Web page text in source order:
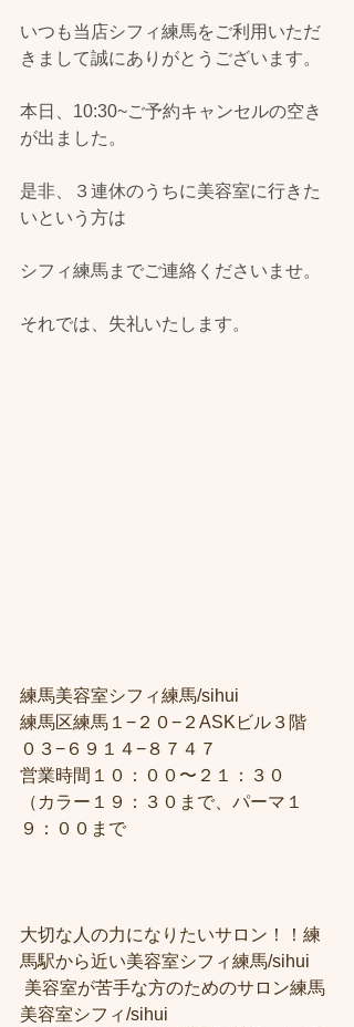
いつも当店シフィ練馬をご利用いただ
きまして誠にありがとうございます。
本日、10:30~ご予約キャンセルの空き
が出ました。
是非、３連休のうちに美容室に行きた
いという方は
シフィ練馬までご連絡くださいませ。
それでは、失礼いたします。
練馬美容室シフィ練馬/sihui
練馬区練馬１−２０−２ASKビル３階
０３−６９１４−８７４７
営業時間１０：００〜２１：３０
（カラー１９：３０まで、パーマ１
９：００まで
大切な人の力になりたいサロン！！練
馬駅から近い美容室シフィ練馬/sihui
美容室シフィ/sihui